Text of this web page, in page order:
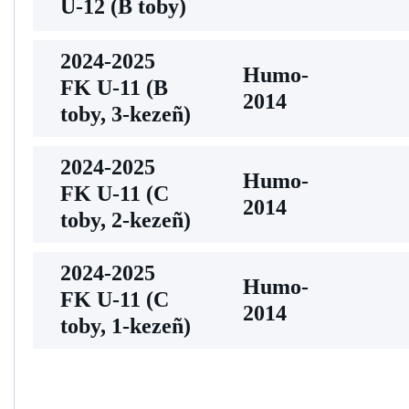
U-12 (В toby)
2024-2025
FK U-11 (В
toby, 3-kezeñ)
Humo-
2014
2024-2025
FK U-11 (С
toby, 2-kezeñ)
Humo-
2014
2024-2025
FK U-11 (С
toby, 1-kezeñ)
Humo-
2014